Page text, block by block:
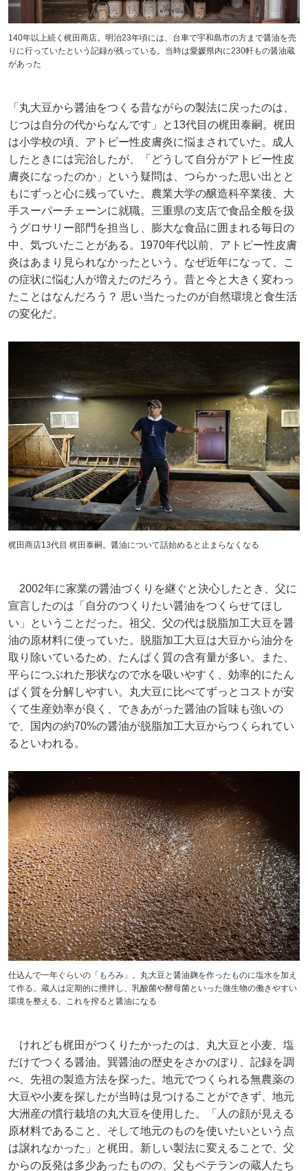
140年以上続く梶田商店。明治23年頃には、台車で宇和島市の方まで醤油を売
りに行っていたという記録が残っている。当時は愛媛県内に230軒もの醤油蔵
があった
「丸大豆から醤油をつくる昔ながらの製法に戻ったのは、
じつは自分の代からなんです」と13代目の梶田泰嗣。梶田
は小学校の頃、アトピー性皮膚炎に悩まされていた。成人
したときには完治したが、「どうして自分がアトピー性皮
膚炎になったのか」という疑問は、つらかった思い出とと
もにずっと心に残っていた。農業大学の醸造科卒業後、大
手スーパーチェーンに就職。三重県の支店で食品全般を扱
うグロサリー部門を担当し、膨大な食品に囲まれる毎日の
中、気づいたことがある。1970年代以前、アトピー性皮膚
炎はあまり見られなかったという。なぜ近年になって、こ
の症状に悩む人が増えたのだろう。昔と今と大きく変わっ
たことはなんだろう？ 思い当たったのが自然環境と食生活
の変化だ。
梶田商店13代目 梶田泰嗣。醤油について話始めると止まらなくなる
2002年に家業の醤油づくりを継ぐと決心したとき、父に
宣言したのは「自分のつくりたい醤油をつくらせてほし
い」ということだった。祖父、父の代は脱脂加工大豆を醤
油の原材料に使っていた。脱脂加工大豆は大豆から油分を
取り除いているため、たんぱく質の含有量が多い。また、
平らにつぶれた形状なので水を吸いやすく、効率的にたん
ぱく質を分解しやすい。丸大豆に比べてずっとコストが安
くて生産効率が良く、できあがった醤油の旨味も強いの
で、国内の約70%の醤油が脱脂加工大豆からつくられてい
るといわれる。
仕込んで一年ぐらいの「もろみ」。丸大豆と醤油麹を作ったものに塩水を加え
て作る。蔵人は定期的に攪拌し、乳酸菌や酵母菌といった微生物の働きやすい
環境を整える。これを搾ると醤油になる
けれども梶田がつくりたかったのは、丸大豆と小麦、塩
だけでつくる醤油。巽醤油の歴史をさかのぼり、記録を調
べ、先祖の製造方法を探った。地元でつくられる無農薬の
大豆や小麦を探したが当時は見つけることができず、地元
大洲産の慣行栽培の丸大豆を使用した。「人の顔が見える
原材料であること、そして地元のものを使いたいという点
は譲れなかった」と梶田。新しい製法に変えることで、父
からの反発は多少あったものの、父もベテランの蔵人たち